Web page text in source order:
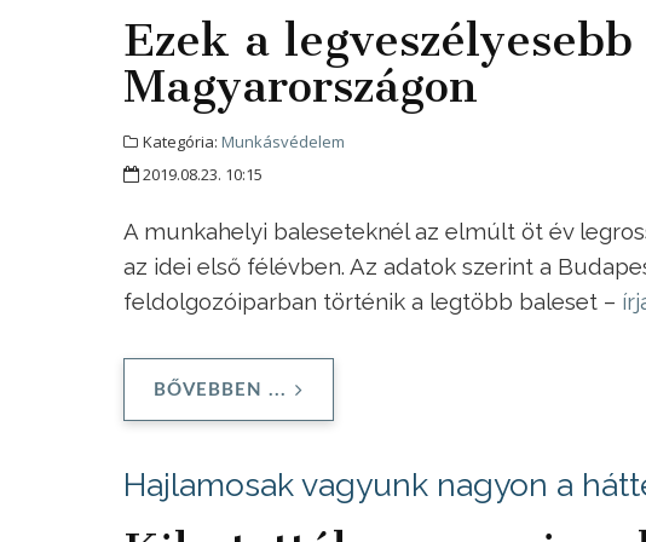
Ezek a
Magyarországon
Kategória: Munkásvédelem
2019.08.23. 10:15
A munkahelyi baleseteknél az elmúlt öt év
az idei első félévben. Az adatok szerint a
feldolgozóiparban történik a legtöbb baleset –
BŐVEBBEN ...
Hajlamosak vagyunk nagyon a